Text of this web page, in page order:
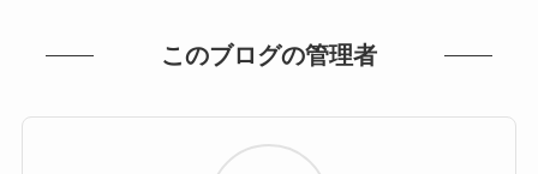
このブログの管理者